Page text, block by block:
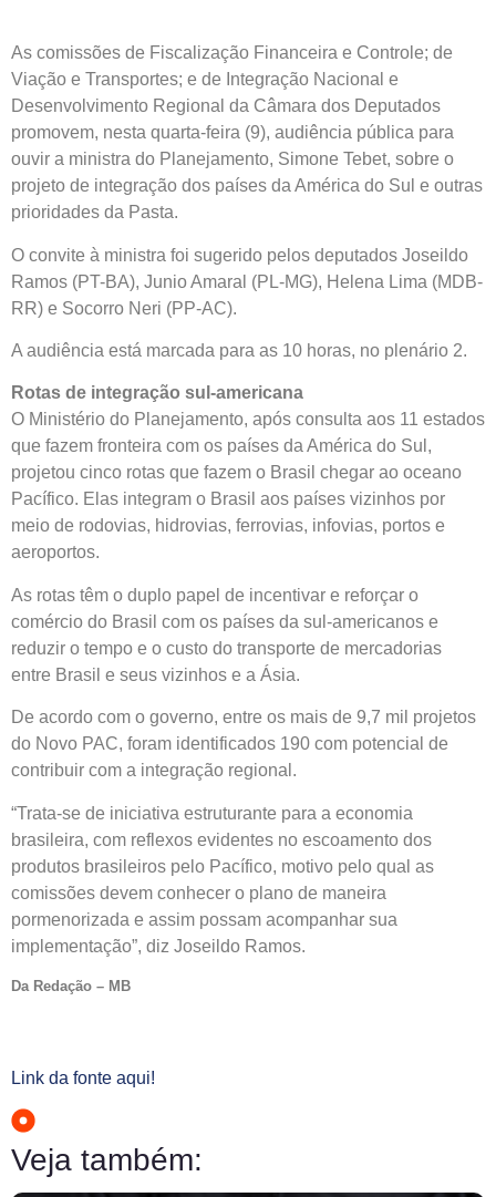
As comissões de Fiscalização Financeira e Controle; de
Viação e Transportes; e de Integração Nacional e
Desenvolvimento Regional da Câmara dos Deputados
promovem, nesta quarta-feira (9), audiência pública para
ouvir a ministra do Planejamento, Simone Tebet, sobre o
projeto de integração dos países da América do Sul e outras
prioridades da Pasta.
O convite à ministra foi sugerido pelos deputados Joseildo
Ramos (PT-BA), Junio Amaral (PL-MG), Helena Lima (MDB-
RR) e Socorro Neri (PP-AC).
A audiência está marcada para as 10 horas, no plenário 2.
Rotas de integração sul-americana
O Ministério do Planejamento, após consulta aos 11 estados
que fazem fronteira com os países da América do Sul,
projetou cinco rotas que fazem o Brasil chegar ao oceano
Pacífico. Elas integram o Brasil aos países vizinhos por
meio de rodovias, hidrovias, ferrovias, infovias, portos e
aeroportos.
As rotas têm o duplo papel de incentivar e reforçar o
comércio do Brasil com os países da sul-americanos e
reduzir o tempo e o custo do transporte de mercadorias
entre Brasil e seus vizinhos e a Ásia.
De acordo com o governo, entre os mais de 9,7 mil projetos
do Novo PAC, foram identificados 190 com potencial de
contribuir com a integração regional.
“Trata-se de iniciativa estruturante para a economia
brasileira, com reflexos evidentes no escoamento dos
produtos brasileiros pelo Pacífico, motivo pelo qual as
comissões devem conhecer o plano de maneira
pormenorizada e assim possam acompanhar sua
implementação”, diz Joseildo Ramos.
Da Redação – MB
Link da fonte aqui!
Veja também: